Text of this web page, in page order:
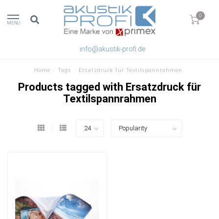
MENU
0
info@akustik-profi.de
Home Tags Ersatzdruck für Textilspannrahmen
Products tagged with Ersatzdruck für
Textilspannrahmen